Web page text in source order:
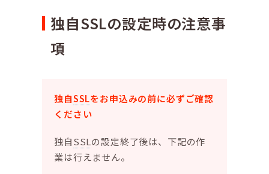
独自SSLの設定時の注意事
項
独自SSLをお申込みの前に必ずご確認
ください
独自SSLの設定終了後は、下記の作
業は行えません。